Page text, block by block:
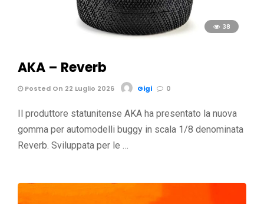
38
AKA – Reverb
Posted On 22 Luglio 2026 Gigi 0
Il produttore statunitense AKA ha presentato la nuova
gomma per automodelli buggy in scala 1/8 denominata
Reverb. Sviluppata per le …